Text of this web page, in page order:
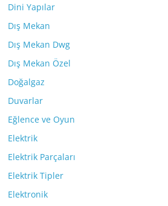
Dini Yapılar
Dış Mekan
Dış Mekan Dwg
Dış Mekan Özel
Doğalgaz
Duvarlar
Eğlence ve Oyun
Elektrik
Elektrik Parçaları
Elektrik Tipler
Elektronik